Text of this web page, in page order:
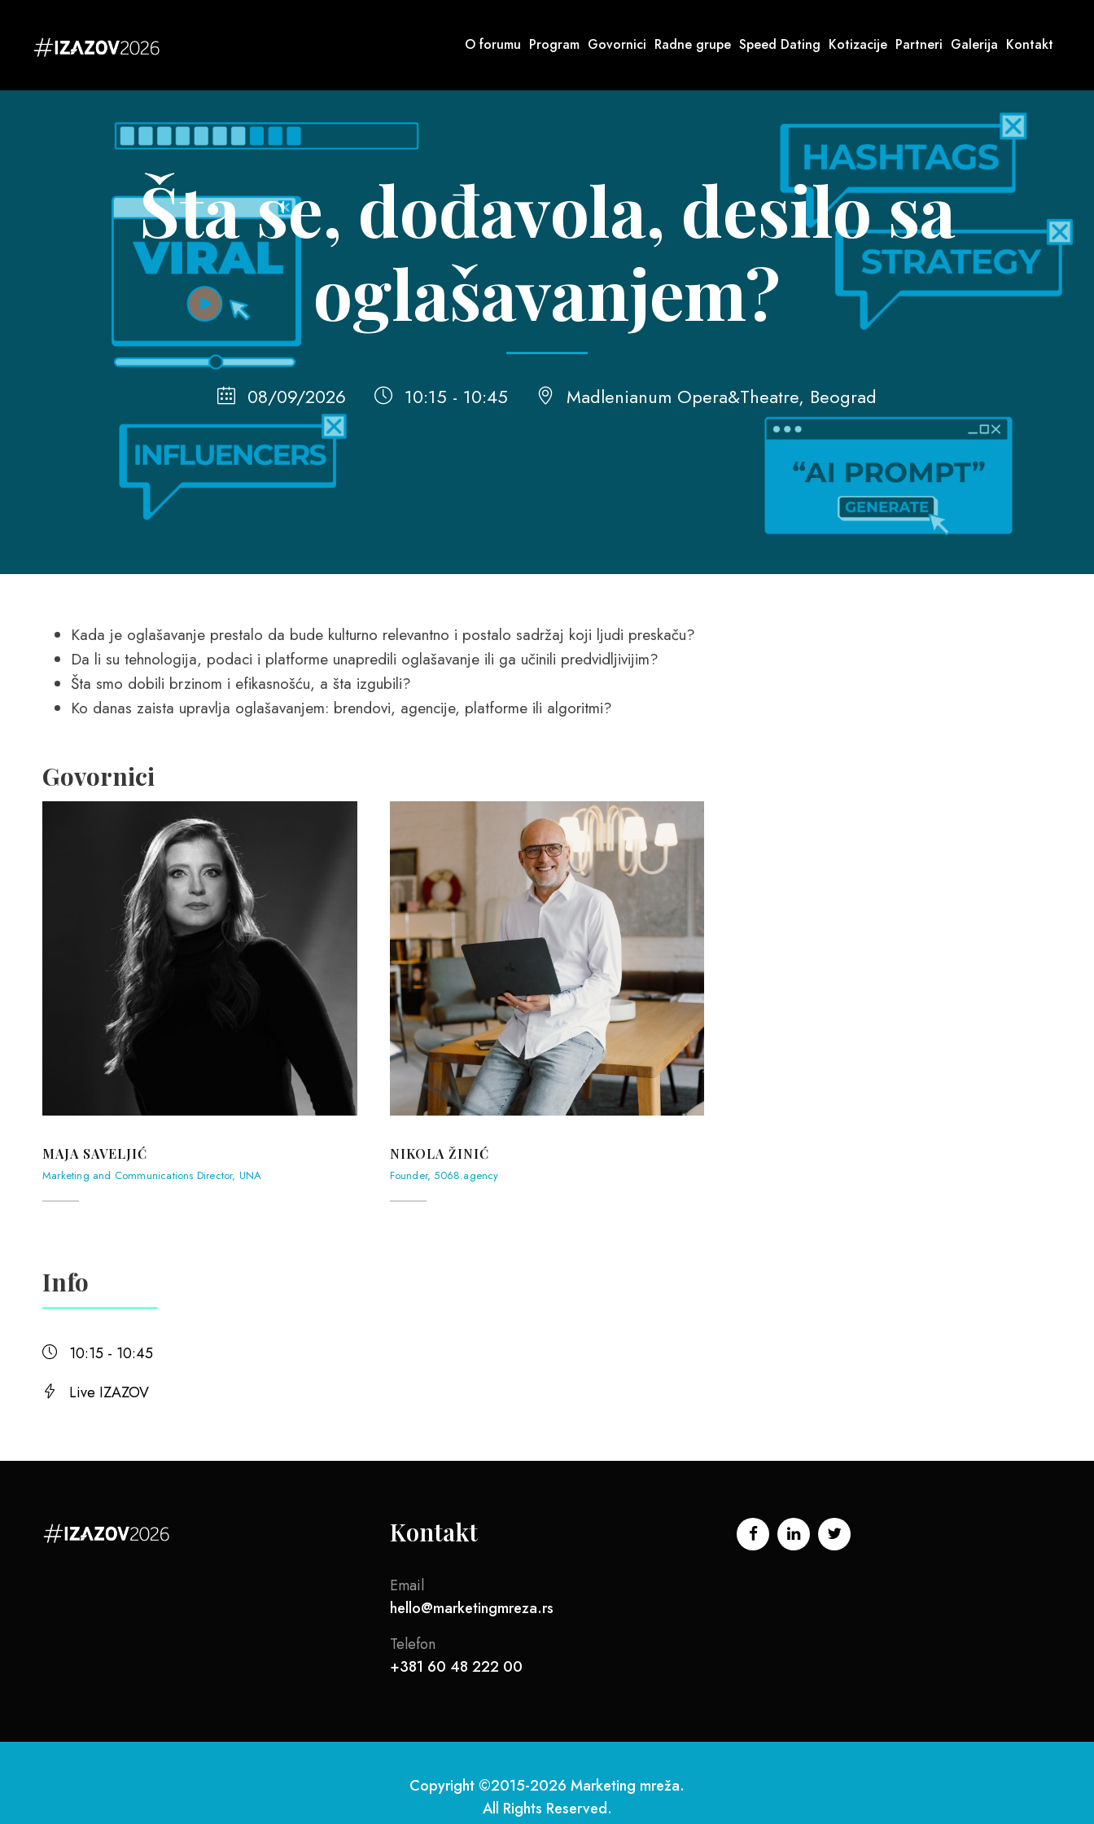
O forumu Program Govornici Radne grupe Speed Dating Kotizacije Partneri Galerija Kontakt
Šta se, dođavola, desilo sa
oglašavanjem?
08/09/2026 10:15 - 10:45 Madlenianum Opera&Theatre, Beograd
Kada je oglašavanje prestalo da bude kulturno relevantno i postalo sadržaj koji ljudi preskaču?
Da li su tehnologija, podaci i platforme unapredili oglašavanje ili ga učinili predvidljivijim?
Šta smo dobili brzinom i efikasnošću, a šta izgubili?
Ko danas zaista upravlja oglašavanjem: brendovi, agencije, platforme ili algoritmi?
Govornici
MAJA SAVELJIĆ
Marketing and Communications Director, UNA
NIKOLA ŽINIĆ
Founder, 5068.agency
Info
10:15 - 10:45
Live IZAZOV
Kontakt
Email
hello@marketingmreza.rs
Telefon
+381 60 48 222 00
Copyright ©2015-2026 Marketing mreža.
All Rights Reserved.